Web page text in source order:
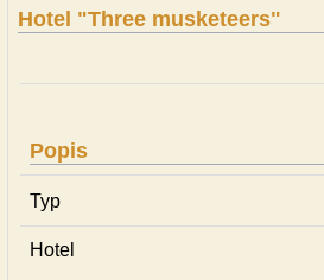
Hotel "Three musketeers"
Popis
Typ
Hotel